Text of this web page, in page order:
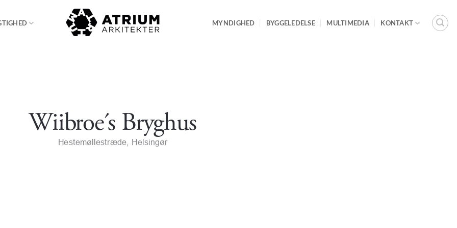
MYNDIGHED BYGGELEDELSE MULTIMEDIA KONTAKT